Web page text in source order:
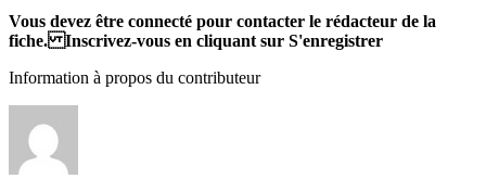
Vous devez être connecté pour contacter le rédacteur de la
fiche. Inscrivez-vous en cliquant sur S'enregistrer
Information à propos du contributeur